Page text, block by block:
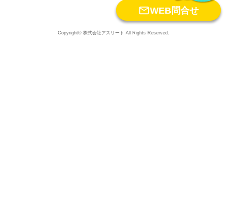
WEB問合せ
Copyright© 株式会社アスリート All Rights Reserved.